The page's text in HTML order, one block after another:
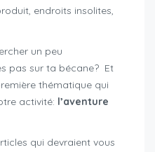
endroits insolites,
un peu
pas sur ta bécane? Et
thématique qui
activité: l’aventure
qui devraient vous